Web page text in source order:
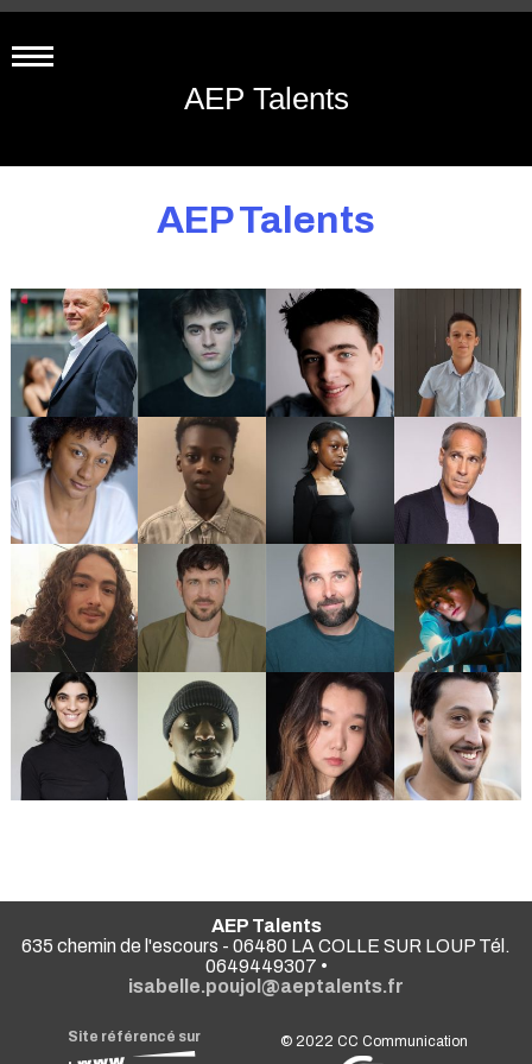
AEP Talents
AEP Talents
AEP Talents
635 chemin de l'escours - 06480 LA COLLE SUR LOUP Tél.
0649449307 •
isabelle.poujol@aeptalents.fr
Site référencé sur © 2022CC Communication